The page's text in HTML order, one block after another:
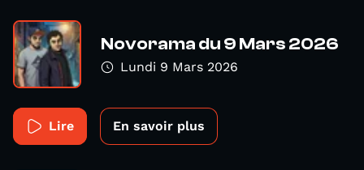
Novorama du 9 Mars 2026
Lundi 9 Mars 2026
Lire En savoir plus